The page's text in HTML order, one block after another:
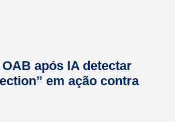
após IA detectar
em ação contra